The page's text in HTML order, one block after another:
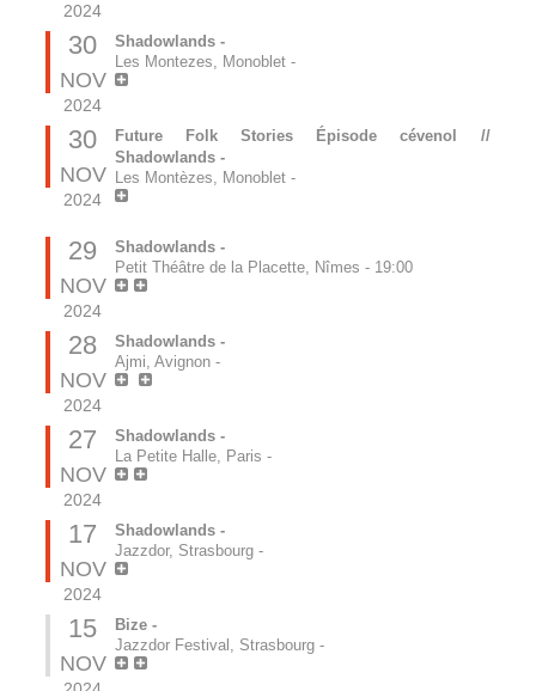
2024
30
NOV
2024
Shadowlands -
Les Montezes, Monoblet -
30
NOV
2024
Future Folk Stories Épisode cévenol //
Shadowlands -
Les Montèzes, Monoblet -
29
NOV
2024
Shadowlands -
Petit Théâtre de la Placette, Nîmes - 19:00
28
NOV
2024
Shadowlands -
Ajmi, Avignon -
27
NOV
2024
Shadowlands -
La Petite Halle, Paris -
17
NOV
2024
Shadowlands -
Jazzdor, Strasbourg -
15
NOV
Bize -
Jazzdor Festival, Strasbourg -